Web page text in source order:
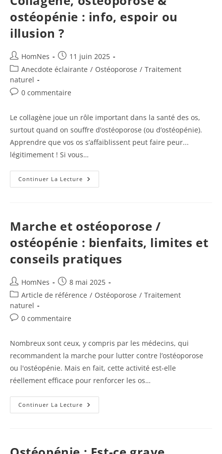
Votre
TSH)
ostéopénie : info, espoir ou
illusion ?
Auteur/autrice
de
la
publication :
HomNes
Publication
publiée :
11 juin 2025
Post
category:
Anecdote éclairante / Ostéoporose / Traitement
naturel
Commentaires
la
publication :
0 commentaire
Le collagène joue un rôle important dans la santé des os,
surtout quand on souffre d’ostéoporose (ou d’ostéopénie).
Apprendre que vos os s’affaiblissent peut faire peur...
légitimement ! Si vous…
Continuer La Lecture Collagène,
Ostéoporose
Espoir
Ou
?
Marche et ostéoporose /
ostéopénie : bienfaits, limites et
conseils pratiques
Auteur/autrice
de
la
publication :
HomNes
Publication
publiée :
8 mai 2025
Post
category:
Article de référence / Ostéoporose / Traitement
naturel
Commentaires
la
publication :
0 commentaire
Nombreux sont ceux, y compris par les médecins, qui
recommandent la marche pour lutter contre l’ostéoporose
ou l'ostéopénie. Mais en fait, cette activité est-elle
réellement efficace pour renforcer les os…
Continuer La Lecture Marche
Et
Bienfaits,